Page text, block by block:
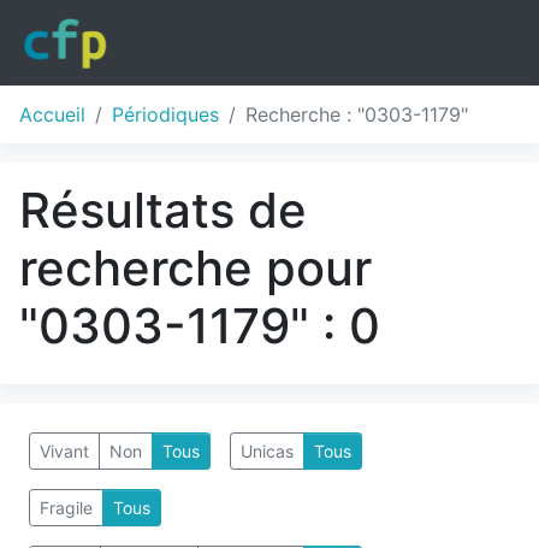
Accueil Périodiques Recherche : "0303-1179"
Résultats de
recherche pour
"0303-1179" : 0
Vivant Non Tous Unicas Tous
Fragile Tous